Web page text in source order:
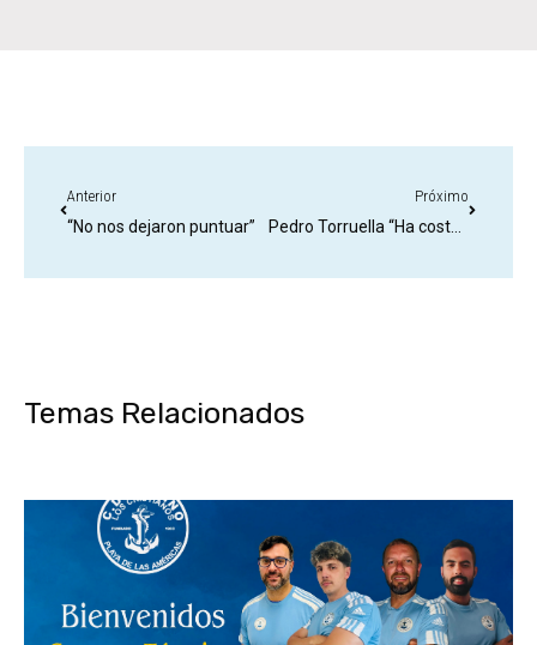
Anterior
“No nos dejaron puntuar”
Próximo
Pedro Torruella “Ha costado mucho confeccionar una plantilla competitiva”
Temas Relacionados